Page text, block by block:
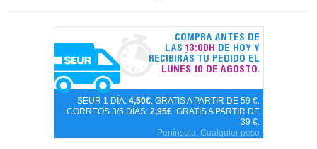
COMPRA ANTES DE
LAS13:00H DE HOY Y
RECIBIRÁS TU PEDIDO EL
LUNES 10 DE AGOSTO.
SEUR 1 DÍA: 4,50€. GRATIS A PARTIR DE 59 €.
CORREOS 3/5 DÍAS: 2,95€. GRATIS A PARTIR DE
39 €.
Península. Cualquier peso